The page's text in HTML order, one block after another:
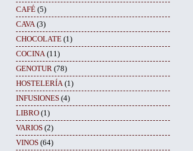
CAFÉ (5)
CAVA (3)
CHOCOLATE (1)
COCINA (11)
GENOTUR (78)
HOSTELERÍA (1)
INFUSIONES (4)
LIBRO (1)
VARIOS (2)
VINOS (64)